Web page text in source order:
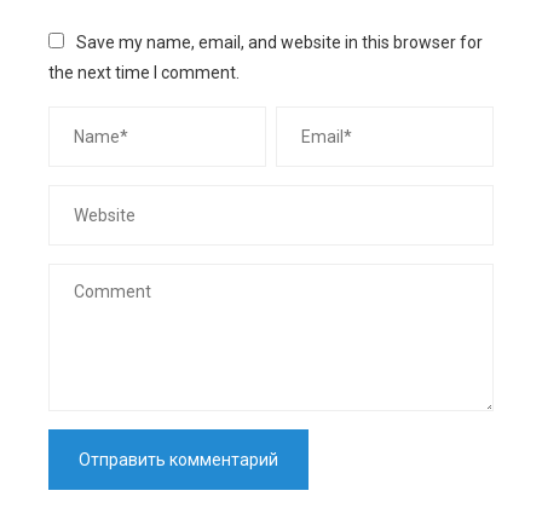
Save my name, email, and website in this browser for
the next time I comment.